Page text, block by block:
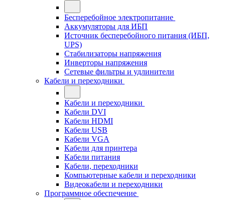
Бесперебойное электропитание
Аккумуляторы для ИБП
Источник бесперебойного питания (ИБП,
UPS)
Стабилизаторы напряжения
Инверторы напряжения
Сетевые фильтры и удлинители
Кабели и переходники
Кабели и переходники
Кабели DVI
Кабели HDMI
Кабели USB
Кабели VGA
Кабели для принтера
Кабели питания
Кабели, переходники
Компьютерные кабели и переходники
Видеокабели и переходники
Программное обеспечение